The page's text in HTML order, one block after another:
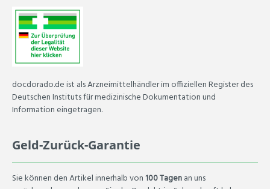
docdorado.de ist als Arzneimittelhändler im offiziellen Register des
Deutschen Instituts für medizinische Dokumentation und
Information eingetragen.
Geld-Zurück-Garantie
Sie können den Artikel innerhalb von100 Tagenan uns